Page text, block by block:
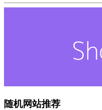
随机网站推荐